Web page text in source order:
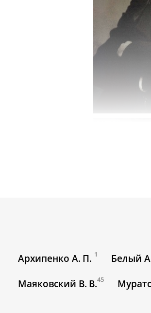
Архипенко А. П. 1 Белый
Маяковский В. В.45